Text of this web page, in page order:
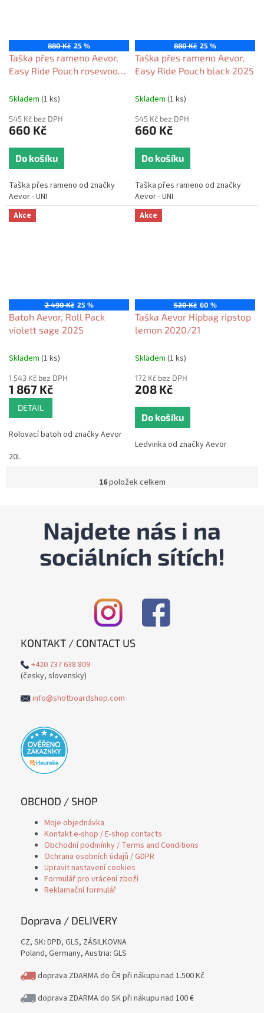
880 Kč 25 %
Taška přes rameno Aevor,
Easy Ride Pouch rosewood
Skladem (1 ks)
545 Kč bez DPH
660 Kč
Do košíku
Taška přes rameno od značky
Aevor - UNI
880 Kč 25 %
Taška přes rameno Aevor,
Easy Ride Pouch black 2025
Skladem (1 ks)
545 Kč bez DPH
660 Kč
Do košíku
Taška přes rameno od značky
Aevor - UNI
Akce
2 490 Kč 25 %
Batoh Aevor, Roll Pack
violett sage 2025
Skladem (1 ks)
1 543 Kč bez DPH
1 867 Kč
DETAIL
Rolovací batoh od značky Aevor
20L
Akce
520 Kč 60 %
Taška Aevor Hipbag ripstop
lemon 2020/21
Skladem (1 ks)
172 Kč bez DPH
208 Kč
Do košíku
Ledvinka od značky Aevor
O
c
í
ý
16položek celkem
Najdete nás i na
sociálních sítích!
KONTAKT / CONTACT US
+420 737 638 809
(česky, slovensky)
info@shotboardshop.com
OBCHOD / SHOP
Moje objednávka
Kontakt e-shop / E-shop contacts
Obchodní podmínky / Terms and Conditions
Ochrana osobních údajů / GDPR
Upravit nastavení cookies
Formulář pro vrácení zboží
Reklamační formulář
Doprava / DELIVERY
CZ, SK: DPD, GLS, ZÁSILKOVNA
Poland, Germany, Austria: GLS
doprava ZDARMA do ČR při nákupu nad 1.500 Kč
doprava ZDARMA do SK při nákupu nad 100 €